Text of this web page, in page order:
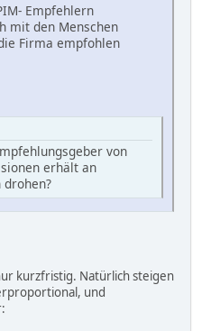
Empfehlern
mit den Menschen
Firma empfohlen
von
erhält an
drohen?
kurzfristig. Natürlich steigen
und